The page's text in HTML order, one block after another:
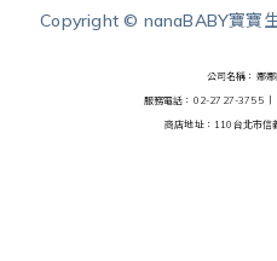
Copyright © nanaBABY寶寶
公司名稱：娜
服務電話：02-2727-3755 丨
商店地址：110台北市